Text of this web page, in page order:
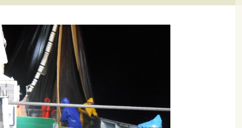
Grupos familiares